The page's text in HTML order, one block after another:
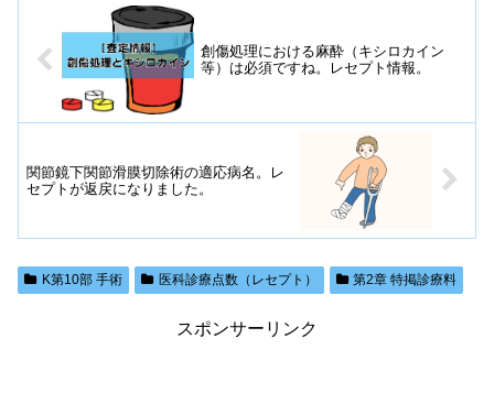
創傷処理における麻酔（キシロカイン
等）は必須ですね。レセプト情報。
関節鏡下関節滑膜切除術の適応病名。レ
セプトが返戻になりました。
K第10部 手術 医科診療点数（レセプト） 第2章 特掲診療料
スポンサーリンク